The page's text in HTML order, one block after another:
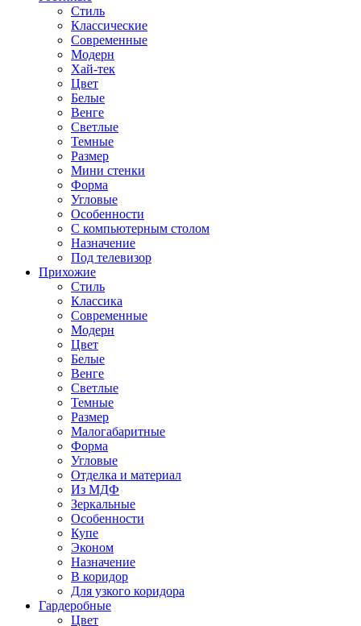
Стиль
Классические
Современные
Модерн
Хай-тек
Цвет
Белые
Венге
Светлые
Темные
Размер
Мини стенки
Форма
Угловые
Особенности
С компьютерным столом
Назначение
Под телевизор
Прихожие
Стиль
Классика
Современные
Модерн
Цвет
Белые
Венге
Светлые
Темные
Размер
Малогабаритные
Форма
Угловые
Отделка и материал
Из МДФ
Зеркальные
Особенности
Купе
Эконом
Назначение
В коридор
Для узкого коридора
Гардеробные
Цвет